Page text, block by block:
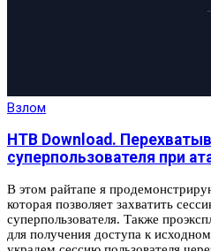
Взлом
HTB Download.
суперпользователя при
В этом райтапе я
которая позволяет захватить
суперпользователя. Также
для получения доступа к